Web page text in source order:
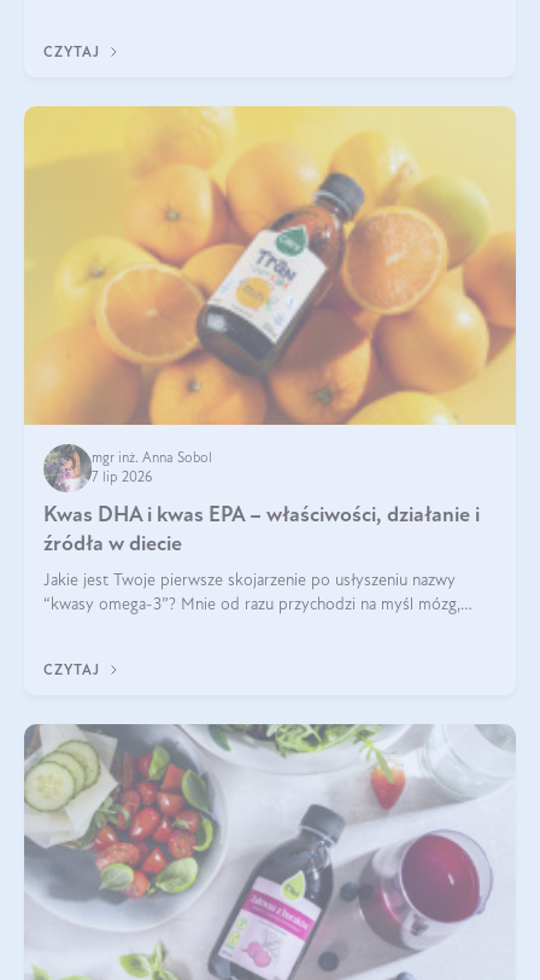
CZYTAJ
mgr inż. Anna Sobol
7 lip 2026
Kwas DHA i kwas EPA – właściwości, działanie i
źródła w diecie
Jakie jest Twoje pierwsze skojarzenie po usłyszeniu nazwy
“kwasy omega-3”? Mnie od razu przychodzi na myśl mózg,
EPA.
CZYTAJ